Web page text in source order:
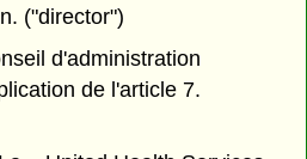
("director")
d'administration
de l'article 7.